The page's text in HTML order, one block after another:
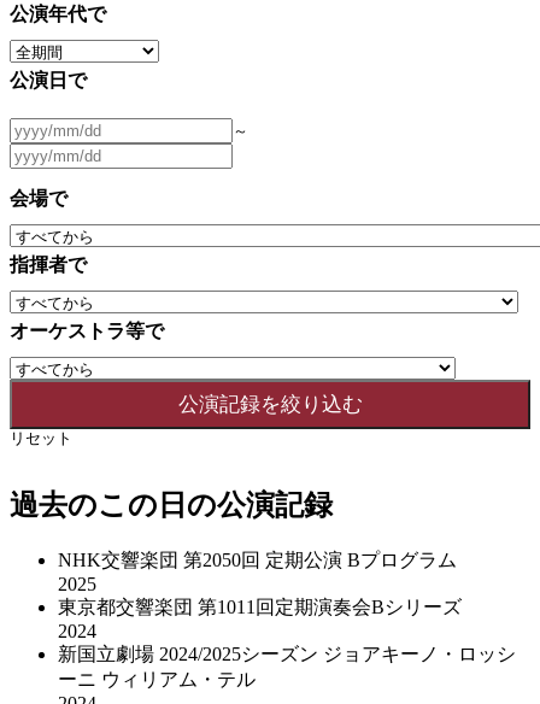
公演年代で
公演日で
～
会場で
指揮者で
オーケストラ等で
リセット
過去のこの日の公演記録
NHK交響楽団 第2050回 定期公演 Bプログラム
2025
東京都交響楽団 第1011回定期演奏会Bシリーズ
2024
新国立劇場 2024/2025シーズン ジョアキーノ・ロッシ
ーニ ウィリアム・テル